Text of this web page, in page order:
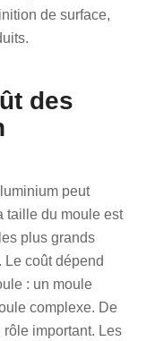
de surface,
des
peut
taille du moule est
plus grands
Le coût dépend
: un moule
complexe. De
important. Les